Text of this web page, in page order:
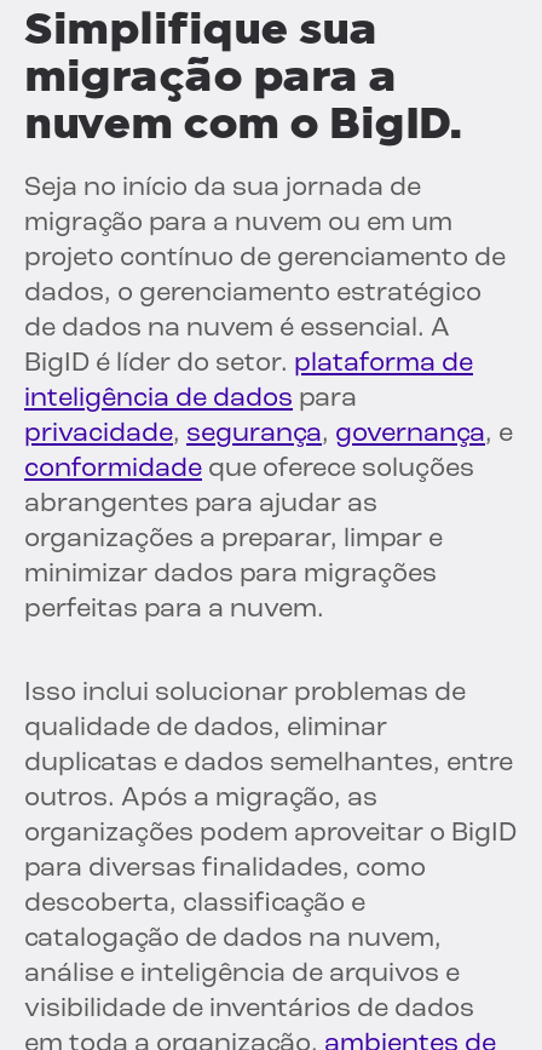
Simplifique sua
migração para a
nuvem com o BigID.
Seja no início da sua jornada de
migração para a nuvem ou em um
projeto contínuo de gerenciamento de
dados, o gerenciamento estratégico
de dados na nuvem é essencial. A
BigID é líder do setor. plataforma de
inteligência de dados para
privacidade, segurança, governança, e
conformidade que oferece soluções
abrangentes para ajudar as
organizações a preparar, limpar e
minimizar dados para migrações
perfeitas para a nuvem.
Isso inclui solucionar problemas de
qualidade de dados, eliminar
duplicatas e dados semelhantes, entre
outros. Após a migração, as
organizações podem aproveitar o BigID
para diversas finalidades, como
descoberta, classificação e
catalogação de dados na nuvem,
análise e inteligência de arquivos e
visibilidade de inventários de dados
em toda a organização. ambientes de